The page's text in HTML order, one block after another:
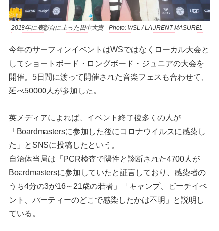
2018年に表彰台に上った田中大貴 Photo: WSL / LAURENT MASUREL
今年のサーフィンイベントはWSではなくローカル大会と
してショートボード・ロングボード・ジュニアの大会を
開催。5日間に渡って開催された音楽フェスも合わせて、
延べ50000人が参加した。
英メディアによれば、イベント終了後多くの人が
「Boardmastersに参加した後にコロナウイルスに感染し
た」とSNSに投稿したという。
自治体当局は「PCR検査で陽性と診断された4700人が
Boardmastersに参加していたと証言しており、感染者の
うち4分の3が16～21歳の若者」「キャンプ、ビーチイベ
ント、パーティーのどこで感染したかは不明」と説明し
ている。